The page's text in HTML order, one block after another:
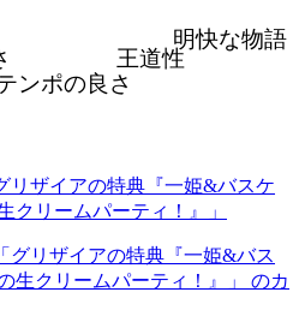
明快な物語
王道性
ンポの良さ
リザイアの特典『一姫&バスケ
クリームパーティ！』」